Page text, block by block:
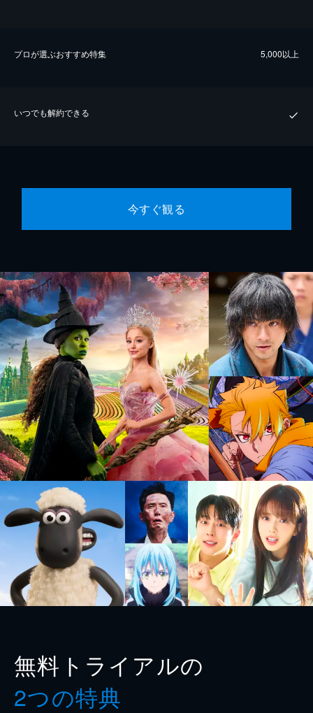
プロが選ぶおすすめ特集 5,000以上
いつでも解約できる
今すぐ観る
無料トライアルの
2つの特典